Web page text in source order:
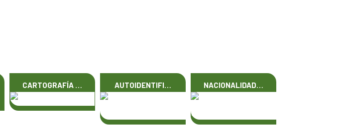
CARTOGRAFÍA … AUTOIDENTIFI… NACIONALIDAD…